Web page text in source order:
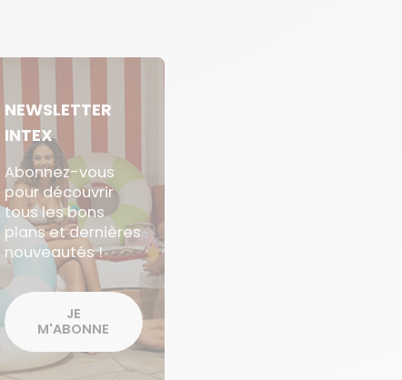
NEWSLETTER
INTEX
Abonnez-vous
pour découvrir
tous les bons
plans et dernières
nouveautés !
JE
M'ABONNE